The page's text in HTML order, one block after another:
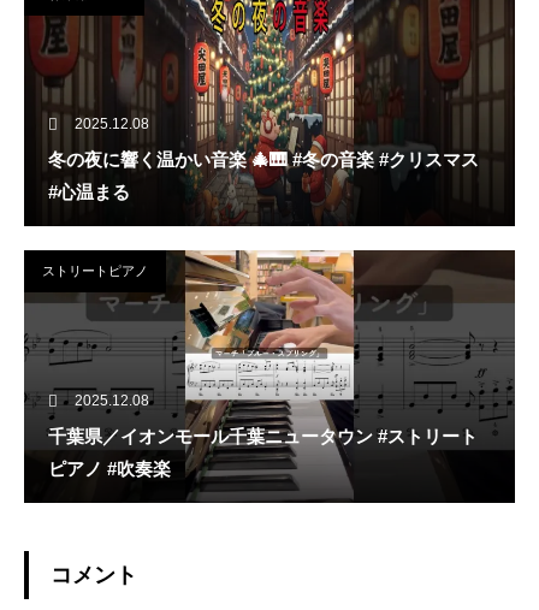
2025.12.08
冬の夜に響く温かい音楽 🎄🎹 #冬の音楽 #クリスマス
#心温まる
ストリートピアノ
2025.12.08
千葉県／イオンモール千葉ニュータウン #ストリート
ピアノ #吹奏楽
コメント